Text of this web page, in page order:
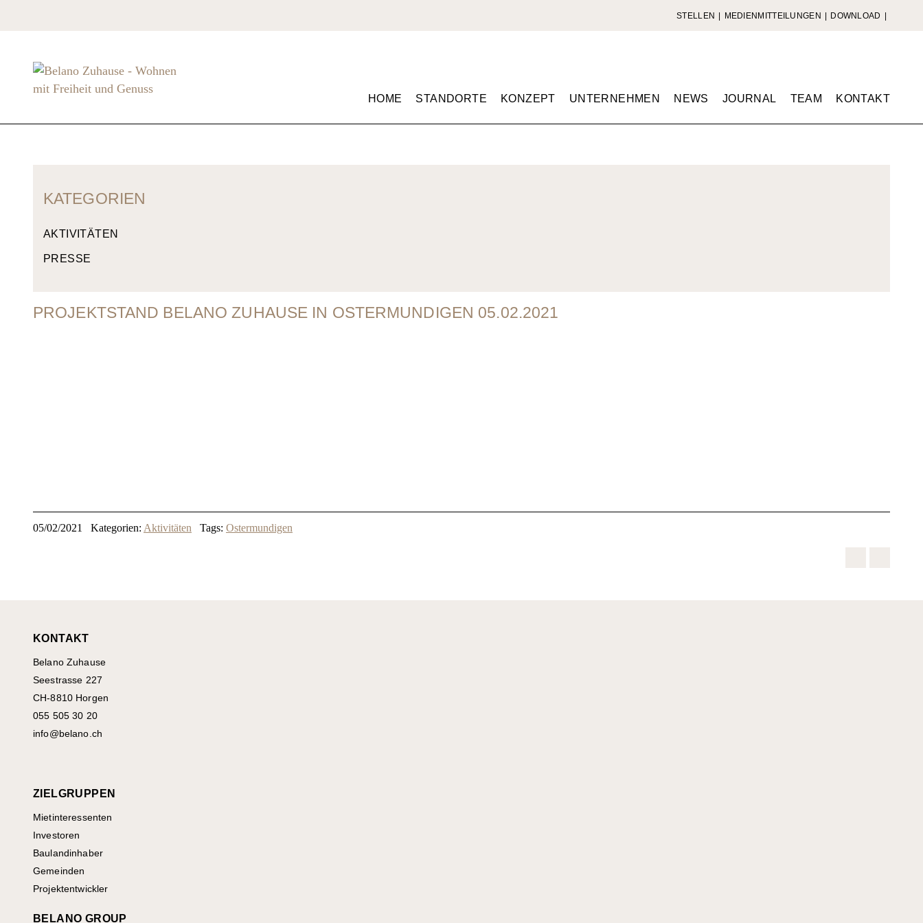
STELLEN MEDIENMITTEILUNGEN DOWNLOAD
HOME STANDORTE KONZEPT UNTERNEHMEN NEWS JOURNAL TEAM KONTAKT
KATEGORIEN
AKTIVITÄTEN
PRESSE
PROJEKTSTAND BELANO ZUHAUSE IN OSTERMUNDIGEN 05.02.2021
05/02/2021 Kategorien: Aktivitäten Tags: Ostermundigen
KONTAKT
Belano Zuhause
Seestrasse 227
CH-8810 Horgen
055 505 30 20
info@belano.ch
ZIELGRUPPEN
Mietinteressenten
Investoren
Baulandinhaber
Gemeinden
Projektentwickler
BELANO GROUP